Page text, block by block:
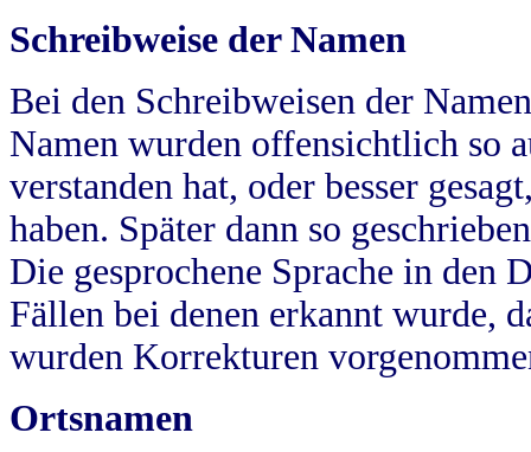
Schreibweise der Namen
Bei den Schreibweisen der
Namen wurden offensichtlich so
verstanden hat, oder besser
haben. Später dann so
Die gesprochene Sprache in
Fällen bei denen erkannt wurde,
wurden Korrekturen
Ortsnamen